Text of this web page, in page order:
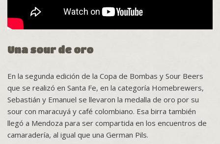
Una sour de oro
En la segunda edición de la Copa de Bombas y Sour Beers
que se realizó en Santa Fe, en la categoría Homebrewers,
Sebastián y Emanuel se llevaron la medalla de oro por su
sour con maracuyá y café colombiano. Esa birra también
llegó a Mendoza para ser compartida en los encuentros de
camaradería, al igual que una German Pils.